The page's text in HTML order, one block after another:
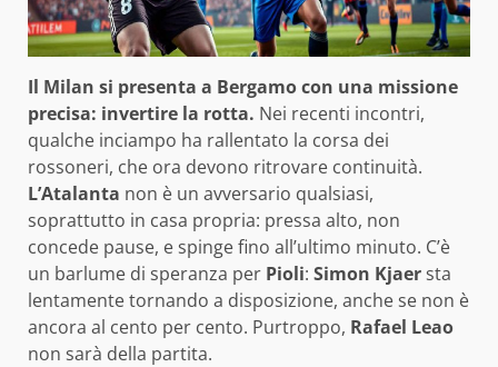
Il Milan si presenta a Bergamo con una missione
precisa: invertire la rotta. Nei recenti incontri,
qualche inciampo ha rallentato la corsa dei
rossoneri, che ora devono ritrovare continuità.
L’Atalanta non è un avversario qualsiasi,
soprattutto in casa propria: pressa alto, non
concede pause, e spinge fino all’ultimo minuto. C’è
un barlume di speranza per Pioli: Simon Kjaersta
lentamente tornando a disposizione, anche se non è
ancora al cento per cento. Purtroppo, Rafael Leao
non sarà della partita.